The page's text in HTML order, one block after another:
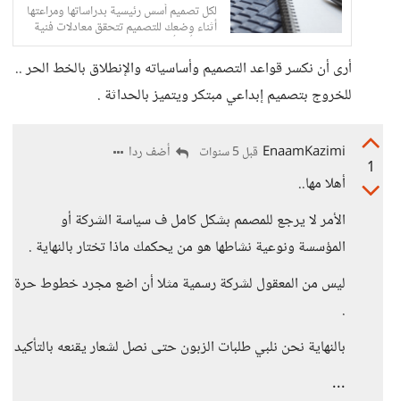
لكل تصميم أسس رئيسية بدراساتها ومراعتها
أثناء وضعك للتصميم تتحقق معادلات فنية
من شأنها أن ترتقي
أرى أن نكسر قواعد التصميم وأساسياته والإنطلاق بالخط الحر ..
للخروج بتصميم إبداعي مبتكر ويتميز بالحداثة .
1
EnaamKazimi قبل 5 سنوات أضف ردا
أهلا مها..
الأمر لا يرجع للمصمم بشكل كامل ف سياسة الشركة أو
المؤسسة ونوعية نشاطها هو من يحكمك ماذا تختار بالنهاية .
ليس من المعقول لشركة رسمية مثلا أن اضع مجرد خطوط حرة
.
بالنهاية نحن نلبي طلبات الزبون حتى نصل لشعار يقنعه بالتأكيد
...